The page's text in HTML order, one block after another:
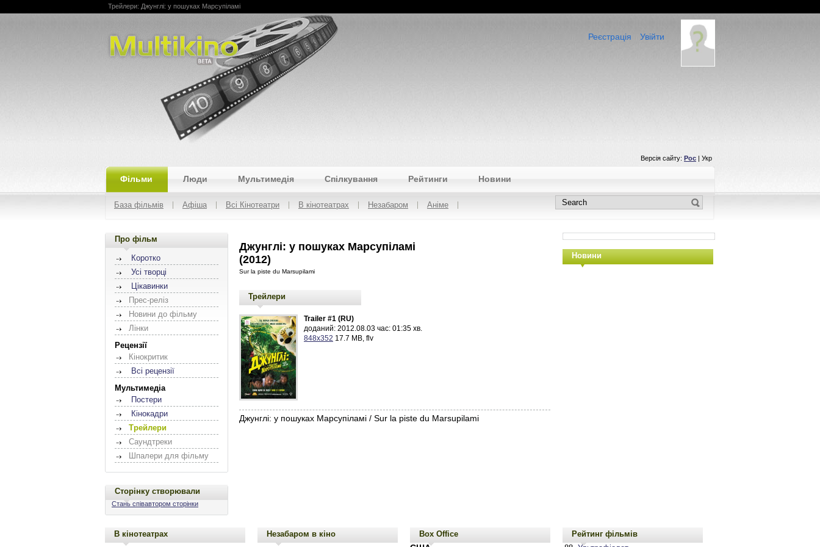
Multikino
Трейлери: Джунглі: у пошуках Марсупіламі
Увійти
Реєстрація
Версія сайту: Рос | Укр
Фільми Люди Мультимедія Спілкування Рейтинги Новини
База фільмів Афіша Всі Кінотеатри В кінотеатрах Незабаром Аніме
Про фільм
Коротко
Усі творці
Цікавинки
Прес-реліз
Новини до фільму
Лінки
Рецензії
Кінокритик
Всі рецензії
Мультимедіа
Постери
Кінокадри
Трейлери
Саундтреки
Шпалери для фільму
Сторінку створювали
Стань співавтором сторінки
Джунглі: у пошуках Марсупіламі
(2012)
Sur la piste du Marsupilami
Трейлери
Trailer #1 (RU)
доданий: 2012.08.03 час: 01:35 хв.
848x352 17.7 MB, flv
Джунглі: у пошуках Марсупіламі / Sur la piste du Marsupilami
Новини
В кінотеатрах Незабаром в кіно Box Office Рейтинг фільмів